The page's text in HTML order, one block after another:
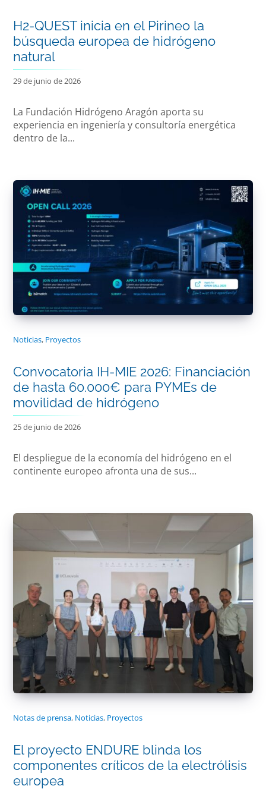
H2-QUEST inicia en el Pirineo la
búsqueda europea de hidrógeno
natural
29 de junio de 2026
La Fundación Hidrógeno Aragón aporta su
experiencia en ingeniería y consultoría energética
dentro de la...
Noticias, Proyectos
Convocatoria IH-MIE 2026: Financiación
de hasta 60.000€ para PYMEs de
movilidad de hidrógeno
25 de junio de 2026
El despliegue de la economía del hidrógeno en el
continente europeo afronta una de sus...
Notas de prensa, Noticias, Proyectos
El proyecto ENDURE blinda los
componentes críticos de la electrólisis
europea